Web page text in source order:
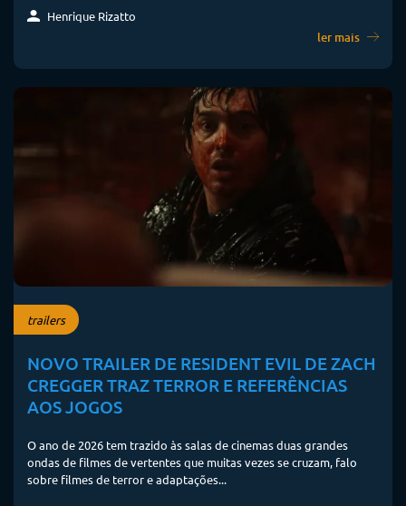
Henrique Rizatto
ler mais
trailers
NOVO TRAILER DE RESIDENT EVIL DE ZACH
CREGGER TRAZ TERROR E REFERÊNCIAS
AOS JOGOS
O ano de 2026 tem trazido às salas de cinemas duas grandes
ondas de filmes de vertentes que muitas vezes se cruzam, falo
sobre filmes de terror e adaptações...